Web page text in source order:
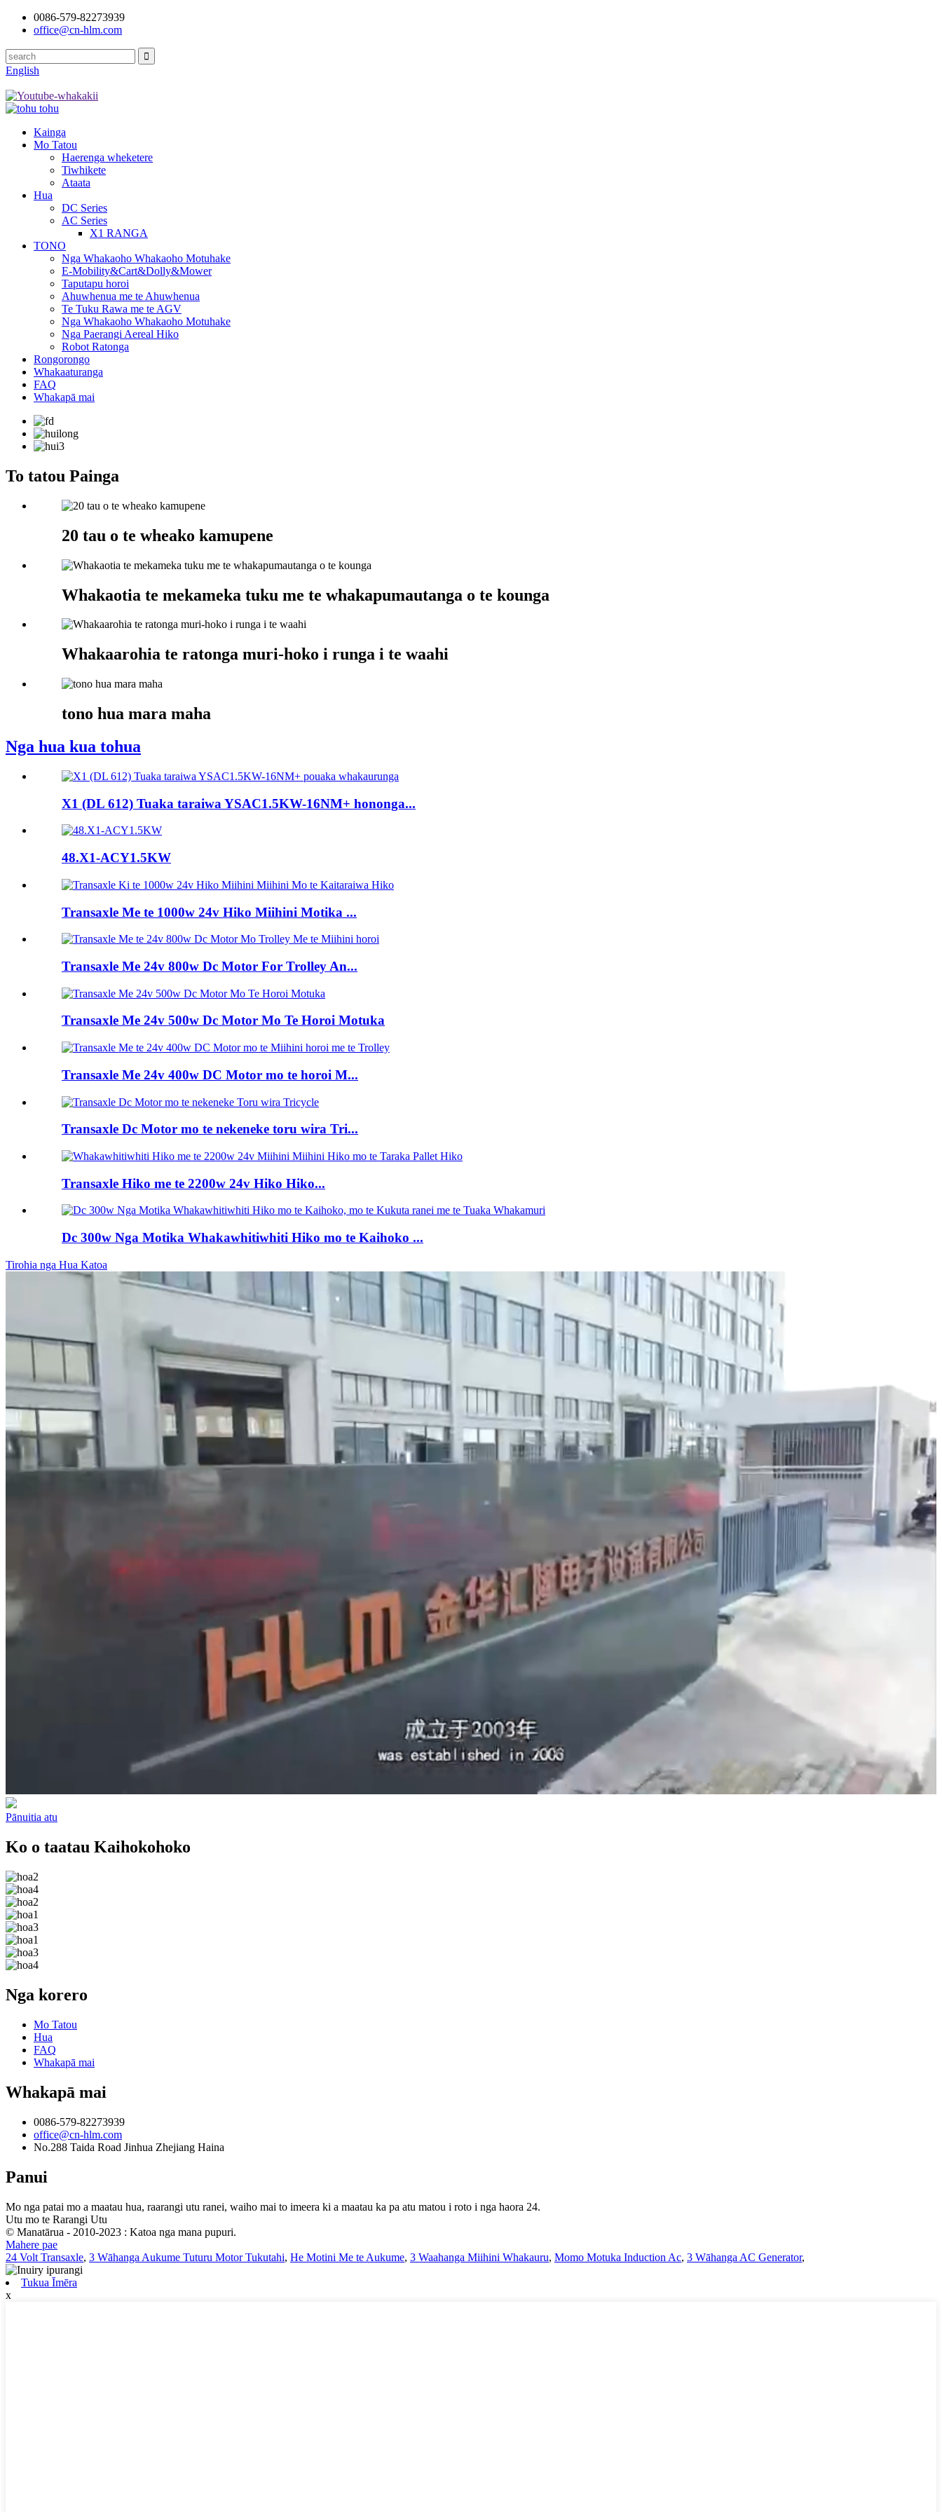
0086-579-82273939
office@cn-hlm.com
English
Kainga
Mo Tatou
Haerenga wheketere
Tiwhikete
Ataata
Hua
DC Series
AC Series
X1 RANGA
TONO
Nga Whakaoho Whakaoho Motuhake
E-Mobility&Cart&Dolly&Mower
Taputapu horoi
Ahuwhenua me te Ahuwhenua
Te Tuku Rawa me te AGV
Nga Whakaoho Whakaoho Motuhake
Nga Paerangi Aereal Hiko
Robot Ratonga
Rongorongo
Whakaaturanga
FAQ
Whakapā mai
To tatou Painga
20 tau o te wheako kamupene
Whakaotia te mekameka tuku me te whakapumautanga o te kounga
Whakaarohia te ratonga muri-hoko i runga i te waahi
tono hua mara maha
Nga hua kua tohua
X1 (DL 612) Tuaka taraiwa YSAC1.5KW-16NM+ hononga...
48.X1-ACY1.5KW
Transaxle Me te 1000w 24v Hiko Miihini Motika ...
Transaxle Me 24v 800w Dc Motor For Trolley An...
Transaxle Me 24v 500w Dc Motor Mo Te Horoi Motuka
Transaxle Me 24v 400w DC Motor mo te horoi M...
Transaxle Dc Motor mo te nekeneke toru wira Tri...
Transaxle Hiko me te 2200w 24v Hiko Hiko...
Dc 300w Nga Motika Whakawhitiwhiti Hiko mo te Kaihoko ...
Tirohia nga Hua Katoa
Pānuitia atu
Ko o taatau Kaihokohoko
Nga korero
Mo Tatou
Hua
FAQ
Whakapā mai
Whakapā mai
0086-579-82273939
office@cn-hlm.com
No.288 Taida Road Jinhua Zhejiang Haina
Panui
Mo nga patai mo a maatau hua, raarangi utu ranei, waiho mai to imeera ki a maatau ka pa atu matou i roto i nga haora 24.
Utu mo te Rarangi Utu
© Manatārua - 2010-2023 : Katoa nga mana pupuri.
Mahere pae
24 Volt Transaxle, 3 Wāhanga Aukume Tuturu Motor Tukutahi, He Motini Me te Aukume, 3 Waahanga Miihini Whakauru, Momo Motuka Induction Ac, 3 Wāhanga AC Generator,
Tukua Īmēra
x